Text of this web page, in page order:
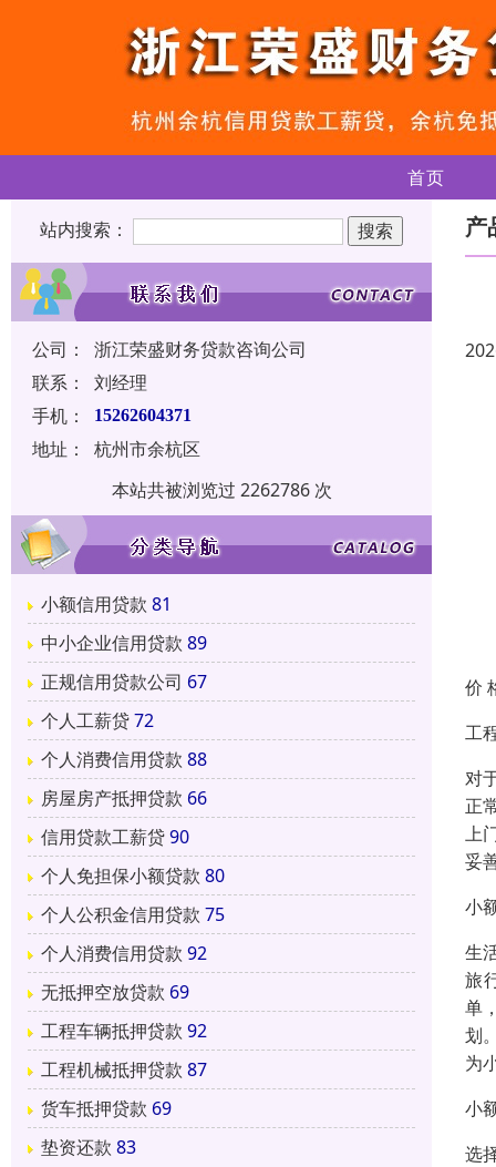
首页
站内搜索：
公司：
浙江荣盛财务贷款咨询公司
联系：
刘经理
手机：
15262604371
地址：
杭州市余杭区
本站共被浏览过 2262786 次
小额信用贷款 81
中小企业信用贷款 89
正规信用贷款公司 67
个人工薪贷72
个人消费信用贷款 88
房屋房产抵押贷款 66
信用贷款工薪贷90
个人免担保小额贷款 80
个人公积金信用贷款 75
个人消费信用贷款 92
无抵押空放贷款 69
工程车辆抵押贷款 92
工程机械抵押贷款 87
货车抵押贷款 69
垫资还款 83
产
价
工
对
正
上
妥
小
生
旅
单
划
为
小
选